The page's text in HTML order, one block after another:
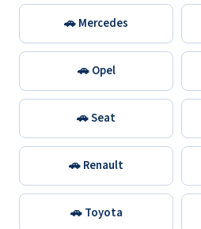
🚗 Mercedes
🚗 Opel
🚗 Seat
🚗 Renault
🚗 Toyota